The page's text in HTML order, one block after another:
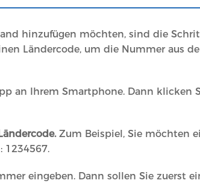
hinzufügen möchten, sind die
Ländercode, um die Nummer aus
an Ihrem Smartphone. Dann klicken
Zum Beispiel, Sie möchten
1234567.
eingeben. Dann sollen Sie zuerst